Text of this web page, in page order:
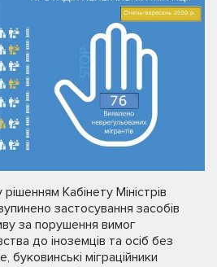
Кабінету Міністрів
застосування засобів
за порушення вимог
до іноземців та осіб без
міграційники